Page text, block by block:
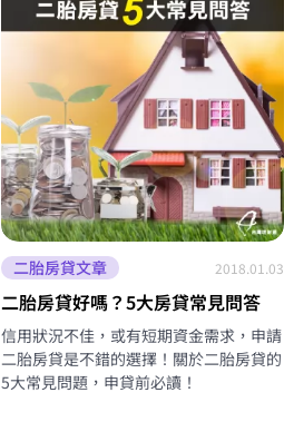
二胎房貸文章 2018.01.03
二胎房貸好嗎？5大房貸常見問答
信用狀況不佳，或有短期資金需求，申請
二胎房貸是不錯的選擇！關於二胎房貸的
5大常見問題，申貸前必讀！